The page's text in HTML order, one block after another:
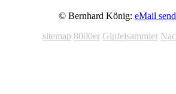
© Bernhard König: eMail
sitemap 8000er Gipfelsammler